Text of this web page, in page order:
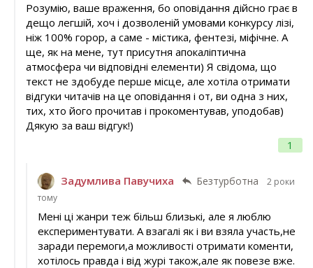
1
Розумію, ваше враження, бо оповідання дійсно грає в
дещо легшій, хоч і дозволеній умовами конкурсу лізі,
ніж 100% горор, а саме - містика, фентезі, міфічне. А
ще, як на мене, тут присутня апокаліптична
атмосфера чи відповідні елементи) Я свідома, що
текст не здобуде перше місце, але хотіла отримати
відгуки читачів на це оповідання і от, ви одна з них,
тих, хто його прочитав і прокоментував, уподобав)
Дякую за ваш відгук!)
Задумлива Павучиха Безтурботна
2 роки
тому
Мені ці жанри теж більш близькі, але я люблю
експериментувати. А взагалі як і ви взяла участь,не
заради перемоги,а можливості отримати коменти,
хотілось правда і від журі також,але як повезе вже.